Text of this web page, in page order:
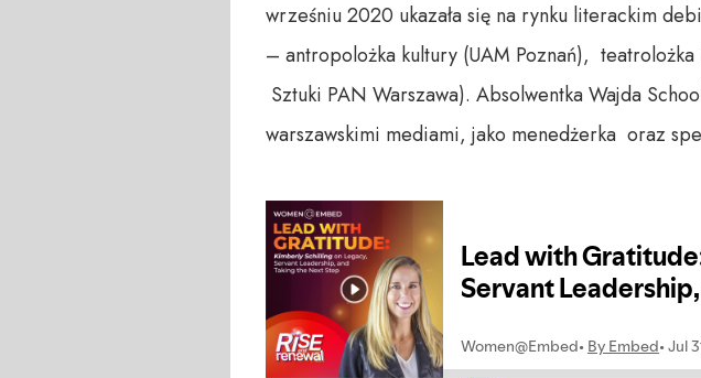
wrześniu 2020 ukazała się na rynku literackim
– antropolożka kultury (UAM Poznań),
Sztuki PAN Warszawa). Absolwentka Wajda
warszawskimi mediami, jako menedżerka oraz